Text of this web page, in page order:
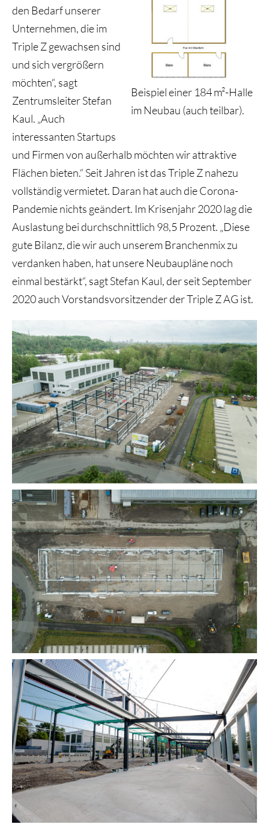
Beispiel einer 184 m²-Halle
im Neubau (auch teilbar).
den Bedarf unserer
Unternehmen, die im
Triple Z gewachsen sind
und sich vergrößern
möchten“, sagt
Zentrumsleiter Stefan
Kaul. „Auch
interessanten Startups
und Firmen von außerhalb möchten wir attraktive
Flächen bieten.“ Seit Jahren ist das Triple Z nahezu
vollständig vermietet. Daran hat auch die Corona-
Pandemie nichts geändert. Im Krisenjahr 2020 lag die
Auslastung bei durchschnittlich 98,5 Prozent. „Diese
gute Bilanz, die wir auch unserem Branchenmix zu
verdanken haben, hat unsere Neubaupläne noch
einmal bestärkt“, sagt Stefan Kaul, der seit September
2020 auch Vorstandsvorsitzender der Triple Z AG ist.